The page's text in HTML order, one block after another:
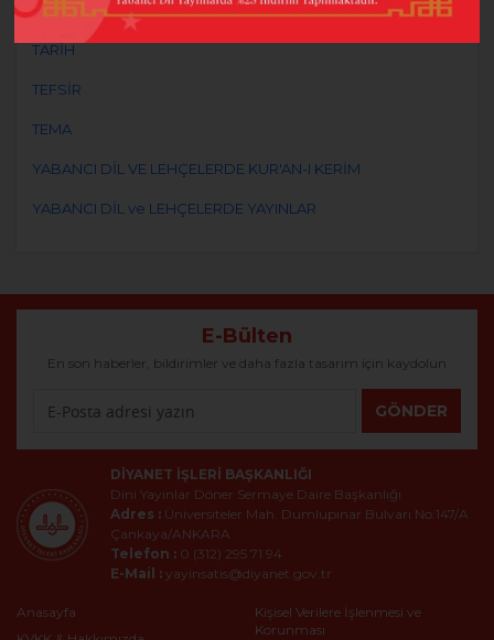
SİYER-İ NEBİ
TARİH
TEFSİR
TEMA
YABANCI DİL VE LEHÇELERDE KUR'AN-I KERİM
YABANCI DİL ve LEHÇELERDE YAYINLAR
E-Bülten
En son haberler, bildirimler ve daha fazla tasarım için kaydolun
GÖNDER
DIYANET İŞLERI BAŞKANLIĞI
Dini Yayınlar Döner Sermaye Daire Başkanlığı
Adres : Üniversiteler Mah. Dumlupınar Bulvarı No:147/A
Çankaya/ANKARA
Telefon : 0 (312) 295 71 94
E-Mail : yayinsatis@diyanet.gov.tr
Anasayfa
Kişisel Verilere İşlenmesi ve
Korunması